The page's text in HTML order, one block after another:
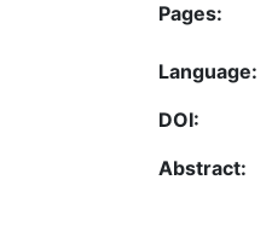
Pages:
Language:
DOI:
Abstract: